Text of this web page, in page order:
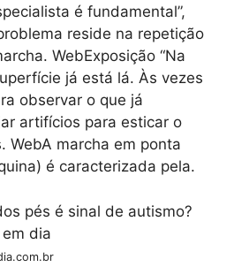
é fundamental”,
reside na repetição
WebExposição “Na
já está lá. Às vezes
observar o que já
artifícios para esticar o
WebA marcha em ponta
é caracterizada pela.